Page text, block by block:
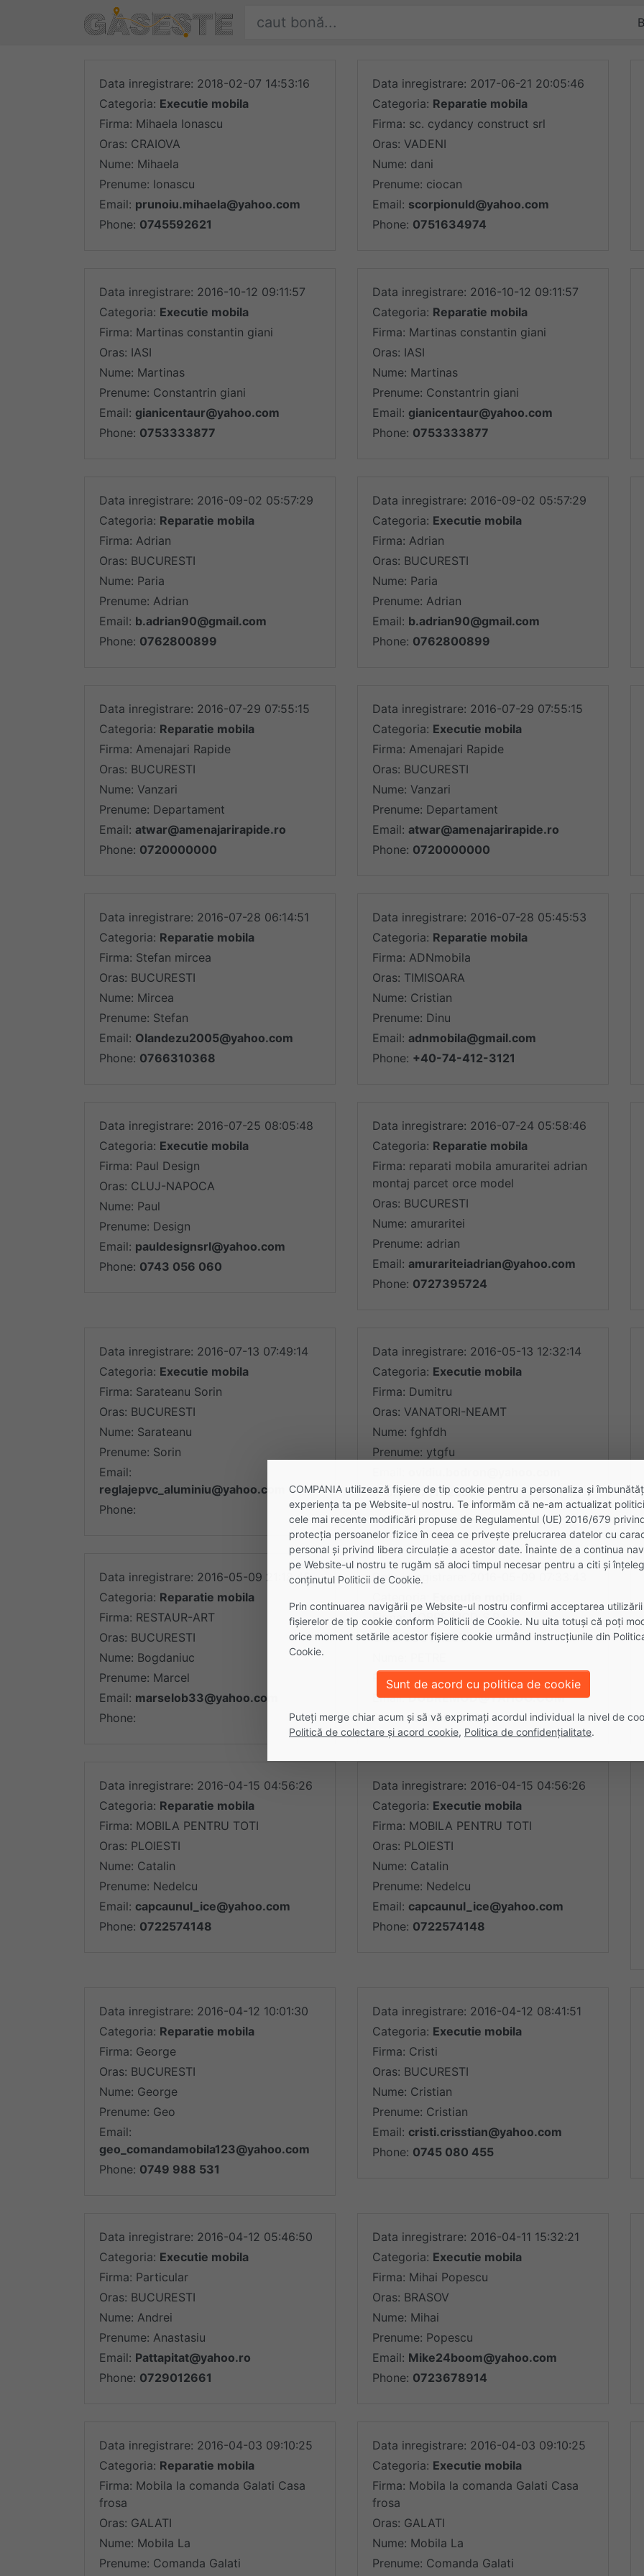
Găsește oferte
Oferte
Data inregistrare: 2018-02-07 14:53:16
Categoria: Executie mobila
Firma: Mihaela Ionascu
Oras: CRAIOVA
Nume: Mihaela
Prenume: Ionascu
Email: prunoiu.mihaela@yahoo.com
Phone: 0745592621
Data inregistrare: 2017-06-21 20:05:46
Categoria: Reparatie mobila
Firma: sc. cydancy construct srl
Oras: VADENI
Nume: dani
Prenume: ciocan
Email: scorpionuld@yahoo.com
Phone: 0751634974
Data inregistrare: 2016-10-12 09:11:57
Categoria: Executie mobila
Firma: Martinas constantin giani
Oras: IASI
Nume: Martinas
Prenume: Constantrin giani
Email: gianicentaur@yahoo.com
Phone: 0753333877
Data inregistrare: 2016-10-12 09:11:57
Categoria: Reparatie mobila
Firma: Martinas constantin giani
Oras: IASI
Nume: Martinas
Prenume: Constantrin giani
Email: gianicentaur@yahoo.com
Phone: 0753333877
Data inregistrare: 2016-09-02 05:57:29
Categoria: Reparatie mobila
Firma: Adrian
Oras: BUCURESTI
Nume: Paria
Prenume: Adrian
Email: b.adrian90@gmail.com
Phone: 0762800899
Data inregistrare: 2016-09-02 05:57:29
Categoria: Executie mobila
Firma: Adrian
Oras: BUCURESTI
Nume: Paria
Prenume: Adrian
Email: b.adrian90@gmail.com
Phone: 0762800899
Data inregistrare: 2016-07-29 07:55:15
Categoria: Reparatie mobila
Firma: Amenajari Rapide
Oras: BUCURESTI
Nume: Vanzari
Prenume: Departament
Email: atwar@amenajarirapide.ro
Phone: 0720000000
Data inregistrare: 2016-07-29 07:55:15
Categoria: Executie mobila
Firma: Amenajari Rapide
Oras: BUCURESTI
Nume: Vanzari
Prenume: Departament
Email: atwar@amenajarirapide.ro
Phone: 0720000000
Data inregistrare: 2016-07-28 06:14:51
Categoria: Reparatie mobila
Firma: Stefan mircea
Oras: BUCURESTI
Nume: Mircea
Prenume: Stefan
Email: Olandezu2005@yahoo.com
Phone: 0766310368
Data inregistrare: 2016-07-28 05:45:53
Categoria: Reparatie mobila
Firma: ADNmobila
Oras: TIMISOARA
Nume: Cristian
Prenume: Dinu
Email: adnmobila@gmail.com
Phone: +40-74-412-3121
Data inregistrare: 2016-07-25 08:05:48
Categoria: Executie mobila
Firma: Paul Design
Oras: CLUJ-NAPOCA
Nume: Paul
Prenume: Design
Email: pauldesignsrl@yahoo.com
Phone: 0743 056 060
Data inregistrare: 2016-07-24 05:58:46
Categoria: Reparatie mobila
Firma: reparati mobila amuraritei adrian
montaj parcet orce model
Oras: BUCURESTI
Nume: amuraritei
Prenume: adrian
Email: amurariteiadrian@yahoo.com
Phone: 0727395724
Data inregistrare: 2016-07-13 07:49:14
Categoria: Executie mobila
Firma: Sarateanu Sorin
Oras: BUCURESTI
Nume: Sarateanu
Prenume: Sorin
Email:
reglajepvc_aluminiu@yahoo.com
Phone:
Data inregistrare: 2016-05-13 12:32:14
Categoria: Executie mobila
Firma: Dumitru
Oras: VANATORI-NEAMT
Nume: fghfdh
Prenume: ytgfu
Phone:0711025568
Data inregistrare: 2016-05-09 21:18:45
Categoria: Reparatie mobila
Firma: RESTAUR-ART
Oras: BUCURESTI
Nume: Bogdaniuc
Prenume: Marcel
Email: marselob33@yahoo.com
Phone:
Data inregistrare: 2016-05-09 07:33:43
Firma: DOBRE MOD S.R.L.
Oras: BUCURESTI
Prenume: DOBRE
Email:DOBREMOD@YAHOO.COM
Phone:0723348554
Data inregistrare: 2016-04-15 04:56:26
Categoria: Reparatie mobila
Firma: MOBILA PENTRU TOTI
Oras: PLOIESTI
Nume: Catalin
Prenume: Nedelcu
Email: capcaunul_ice@yahoo.com
Phone: 0722574148
Data inregistrare: 2016-04-15 04:56:26
Categoria: Executie mobila
Firma: MOBILA PENTRU TOTI
Oras: PLOIESTI
Nume: Catalin
Prenume: Nedelcu
Email: capcaunul_ice@yahoo.com
Phone: 0722574148
Data inregistrare: 2016-04-12 10:01:30
Categoria: Reparatie mobila
Firma: George
Oras: BUCURESTI
Nume: George
Prenume: Geo
Email:
geo_comandamobila123@yahoo.com
Phone: 0749 988 531
Data inregistrare: 2016-04-12 08:41:51
Categoria: Executie mobila
Firma: Cristi
Oras: BUCURESTI
Nume: Cristian
Prenume: Cristian
Email: cristi.crisstian@yahoo.com
Phone: 0745 080 455
Data inregistrare: 2016-04-12 05:46:50
Categoria: Executie mobila
Firma: Particular
Oras: BUCURESTI
Nume: Andrei
Prenume: Anastasiu
Email: Pattapitat@yahoo.ro
Phone: 0729012661
Data inregistrare: 2016-04-11 15:32:21
Categoria: Executie mobila
Firma: Mihai Popescu
Oras: BRASOV
Nume: Mihai
Prenume: Popescu
Email: Mike24boom@yahoo.com
Phone: 0723678914
Data inregistrare: 2016-04-03 09:10:25
Categoria: Reparatie mobila
Firma: Mobila la comanda Galati Casa
frosa
Oras: GALATI
Nume: Mobila La
Prenume: Comanda Galati
Data inregistrare: 2016-04-03 09:10:25
Categoria: Executie mobila
Firma: Mobila la comanda Galati Casa
frosa
Oras: GALATI
Nume: Mobila La
Prenume: Comanda Galati
COMPANIA utilizează fişiere de tip cookie pentru a personaliza și
experiența ta pe Website-ul nostru. Te informăm că ne-am actualizat
cele mai recente modificări propuse de Regulamentul (UE) 2016/679
protecția persoanelor fizice în ceea ce privește prelucrarea datelor cu
personal și privind libera circulație a acestor date. Înainte de a continua
pe Website-ul nostru te rugăm să aloci timpul necesar pentru a citi și
conținutul Politicii de Cookie.
Prin continuarea navigării pe Website-ul nostru confirmi acceptarea utilizării
fişierelor de tip cookie conform Politicii de Cookie. Nu uita totuși că poți
orice moment setările acestor fişiere cookie urmând instrucțiunile din
Cookie.
Sunt de acord cu politica de cookie
Puteți merge chiar acum și să vă exprimați acordul individual la nivel de
Politică de colectare și acord cookie, Politica de confidențialitate.